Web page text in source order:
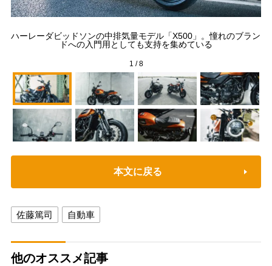
ハーレーダビッドソンの中排気量モデル「X500」。憧れのブラン
ドへの入門用としても支持を集めている
1 /8
本文に戻る
佐藤篤司 自動車
他のオススメ記事